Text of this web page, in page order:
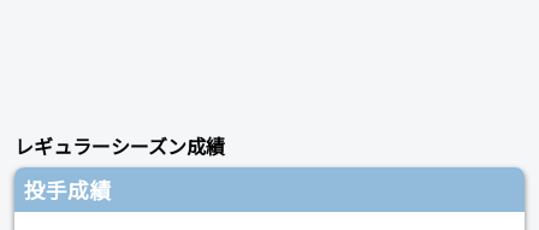
レギュラーシーズン成績
投手成績